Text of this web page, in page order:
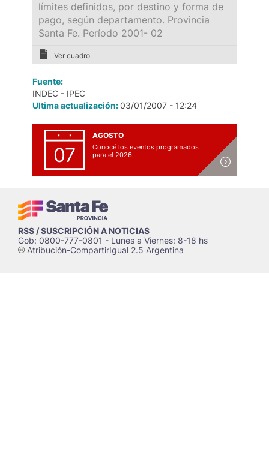
límites definidos, por destino y forma de
pago, según departamento. Provincia
Santa Fe. Período 2001- 02
Ver cuadro
Fuente:
INDEC - IPEC
Ultima actualización:03/01/2007 - 12:24
07
AGOSTO
Conocé los eventos programados
para el 2026
RSS / SUSCRIPCIÓN A NOTICIAS
Gob: 0800-777-0801 - Lunes a Viernes: 8-18 hs
cAtribución-CompartirIgual 2.5 Argentina